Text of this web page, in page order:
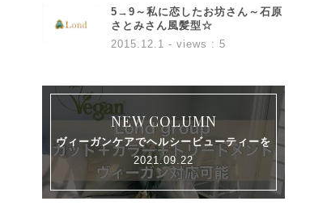
5→9～私に恋したお坊さん～石原
さとみさん風髪型☆
2015.12.1 - views : 5
NEW COLUMN
ヴィーガンケアでヘルシービューティーを
2021.09.22